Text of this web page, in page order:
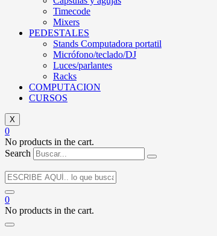
Timecode
Mixers
PEDESTALES
Stands Computadora portatil
Micrófono/teclado/DJ
Luces/parlantes
Racks
COMPUTACION
CURSOS
X
0
No products in the cart.
Search
0
No products in the cart.